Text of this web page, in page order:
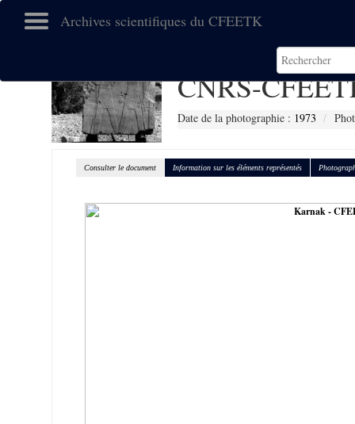
Archives scientifiques du CFEETK
CNRS-
Date de la photographie : 1973
Consulter le document Information sur les éléments représentés